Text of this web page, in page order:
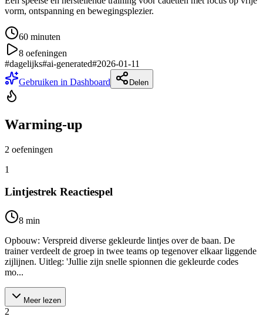
vorm, ontspanning en bewegingsplezier.
60 minuten
8 oefeningen
#dagelijks#ai-generated#2026-01-11
Gebruiken in Dashboard
Delen
Warming-up
2 oefeningen
1
Lintjestrek Reactiespel
8 min
Opbouw: Verspreid diverse gekleurde lintjes over de baan. De
trainer verdeelt de groep in twee teams op tegenover elkaar liggende
zijlijnen. Uitleg: 'Jullie zijn snelle spionnen die gekleurde codes
mo...
Meer lezen
2